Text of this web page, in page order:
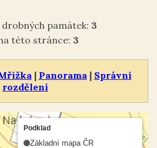
památek: 3
této stránce: 3
| Panorama | Správní
rozdělení
Podklad
Základní mapa ČR